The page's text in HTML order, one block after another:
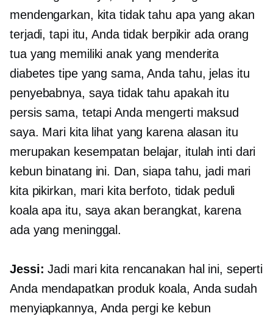
mendengarkan, kita tidak tahu apa yang akan
terjadi, tapi itu, Anda tidak berpikir ada orang
tua yang memiliki anak yang menderita
diabetes tipe yang sama, Anda tahu, jelas itu
penyebabnya, saya tidak tahu apakah itu
persis sama, tetapi Anda mengerti maksud
saya. Mari kita lihat yang karena alasan itu
merupakan kesempatan belajar, itulah inti dari
kebun binatang ini. Dan, siapa tahu, jadi mari
kita pikirkan, mari kita berfoto, tidak peduli
koala apa itu, saya akan berangkat, karena
ada yang meninggal.
Jessi: Jadi mari kita rencanakan hal ini, seperti
Anda mendapatkan produk koala, Anda sudah
menyiapkannya, Anda pergi ke kebun